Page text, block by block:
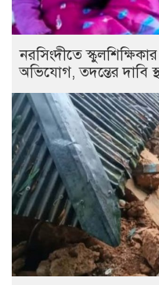
নরসিংদীতে
অভিযোগ, তদন্তের দাবি